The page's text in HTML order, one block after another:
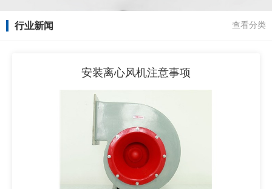
行业新闻 查看分类
安装离心风机注意事项